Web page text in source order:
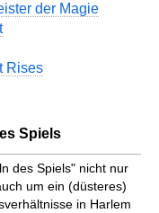
der Magie
Rises
Spiels
des Spiels" nicht nur
um ein (düsteres)
in Harlem